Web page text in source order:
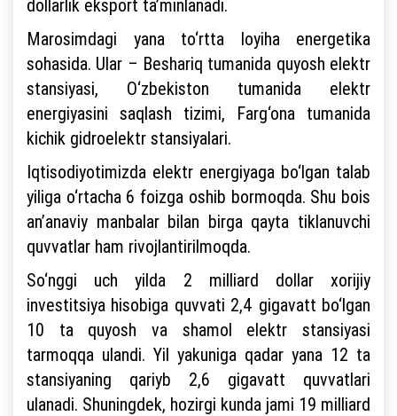
dollarlik eksport ta’minlanadi.
Marosimdagi yana to‘rtta loyiha energetika
sohasida. Ular – Beshariq tumanida quyosh elektr
stansiyasi, O‘zbekiston tumanida elektr
energiyasini saqlash tizimi, Farg‘ona tumanida
kichik gidroelektr stansiyalari.
Iqtisodiyotimizda elektr energiyaga bo‘lgan talab
yiliga o‘rtacha 6 foizga oshib bormoqda. Shu bois
an’anaviy manbalar bilan birga qayta tiklanuvchi
quvvatlar ham rivojlantirilmoqda.
So‘nggi uch yilda 2 milliard dollar xorijiy
investitsiya hisobiga quvvati 2,4 gigavatt bo‘lgan
10 ta quyosh va shamol elektr stansiyasi
tarmoqqa ulandi. Yil yakuniga qadar yana 12 ta
stansiyaning qariyb 2,6 gigavatt quvvatlari
ulanadi. Shuningdek, hozirgi kunda jami 19 milliard